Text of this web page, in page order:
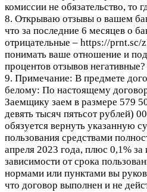
комиссии не обязательство, то
8. Открываю отзывы о вашем
что за последние 6 месяцев о
отрицательные – https://prnt.sc/
понимать ваше отношение и
процентов отзывов негативные?
9. Примечание: В предмете
белому: По настоящему
Заемщику заем в размере 579
девять тысяч пятьсот рублей)
обязуется вернуть указанную
пользования средствами
апреля 2023 года, плюс 0,1% за
зависимости от срока
нормами или пунктами вы
что договор выполнен и не